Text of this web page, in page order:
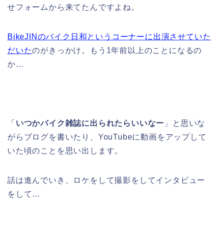
せフォームから来てたんですよね。
BikeJINのバイク日和というコーナーに出演させていた
だいたのがきっかけ。もう1年前以上のことになるの
か…
「 いつかバイク雑誌に出られたらいいなー 」と思いな
がらブログを書いたり、YouTubeに動画をアップして
いた頃のことを思い出します。
話は進んでいき、ロケをして撮影をしてインタビュー
をして…